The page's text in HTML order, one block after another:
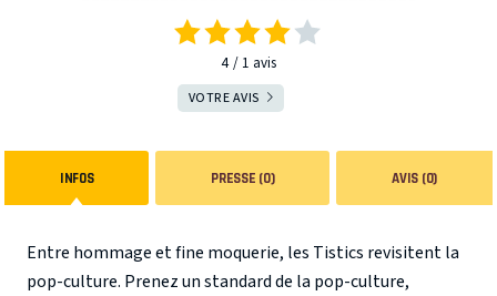
4 1 avis
VOTRE AVIS
INFOS PRESSE (0) AVIS (0)
Entre hommage et fine moquerie, les Tistics revisitent la
pop-culture. Prenez un standard de la pop-culture,